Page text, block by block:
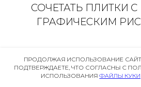
СОЧЕТАТЬ ПЛИТКИ
ГРАФИЧЕСКИМ
ПРОДОЛЖАЯ ИСПОЛЬЗОВАНИЕ
ПОДТВЕРЖДАЕТЕ, ЧТО СОГЛАСНЫ С
ИСПОЛЬЗОВАНИЯ ФАЙЛЫ КУКИ